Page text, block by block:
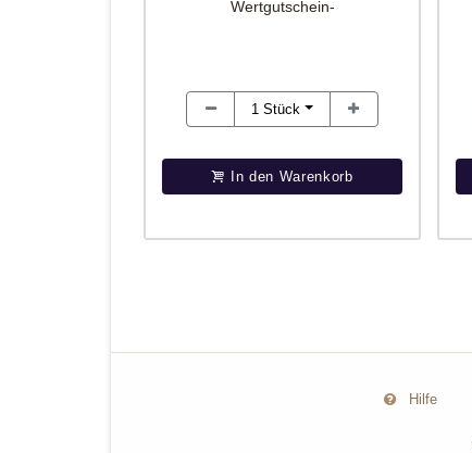
1Stück
In den Warenkorb
Hilfe